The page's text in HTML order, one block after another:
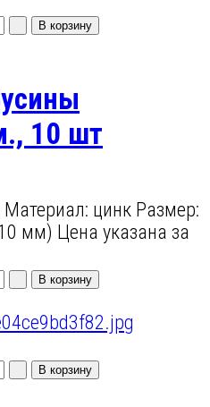
10 шт
цинк Размер:
мм) Цена указана за